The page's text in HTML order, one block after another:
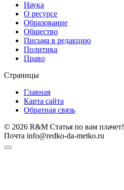
Наука
О ресурсе
Образование
Общество
Письма в редакцию
Политика
Право
Страницы
Главная
Карта сайта
Обратная связь
© 2026 R&M Статья по вам плачет!
Почта info@redko-da-metko.ru